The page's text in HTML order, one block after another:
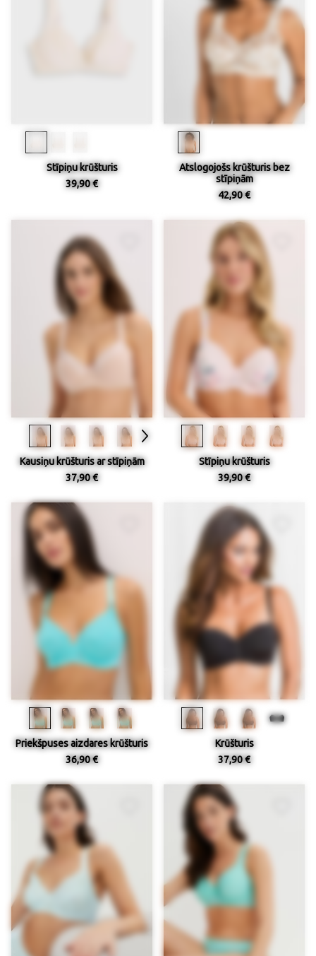
Stīpiņu krūšturis
39,90 €
Atslogojošs krūšturis bez
stīpiņām
42,90 €
Kausiņu krūšturis ar stīpiņām
37,90 €
Stīpiņu krūšturis
39,90 €
Priekšpuses aizdares krūšturis
36,90 €
Krūšturis
37,90 €